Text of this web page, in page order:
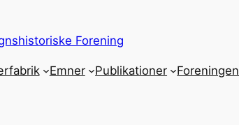
Forening
Emner Publikationer Foreningen